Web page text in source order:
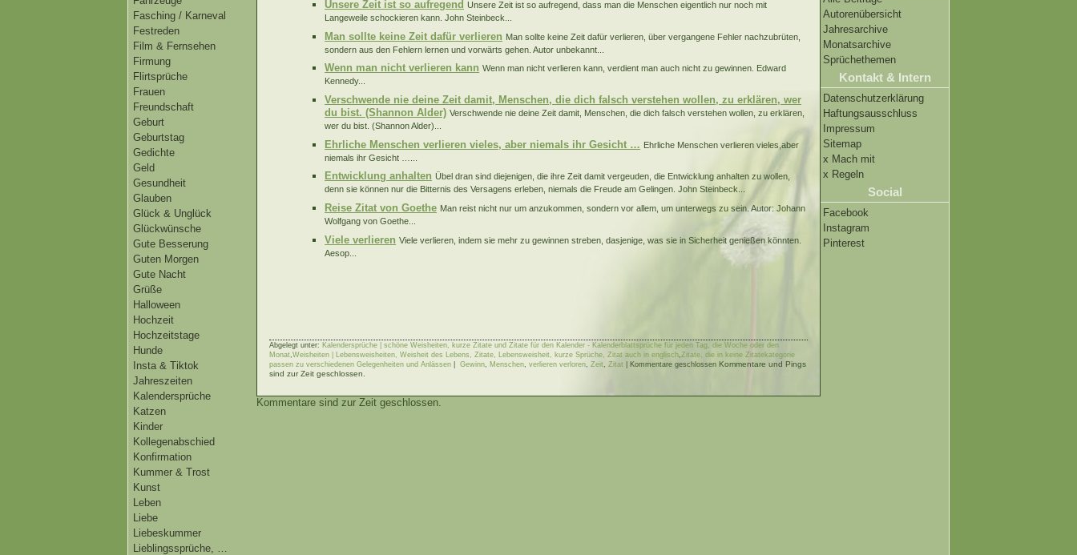
Fasching / Karneval
Festreden
Film & Fernsehen
Firmung
Flirtsprüche
Frauen
Freundschaft
Geburt
Geburtstag
Gedichte
Geld
Gesundheit
Glauben
Glück & Unglück
Glückwünsche
Gute Besserung
Guten Morgen
Gute Nacht
Grüße
Halloween
Hochzeit
Hochzeitstage
Hunde
Insta & Tiktok
Jahreszeiten
Kalendersprüche
Katzen
Kinder
Kollegenabschied
Konfirmation
Kummer & Trost
Kunst
Leben
Liebe
Liebeskummer
Lieblingssprüche, …
Autorenübersicht
Jahresarchive
Monatsarchive
Sprüchethemen
Kontakt & Intern
Datenschutzerklärung
Haftungsausschluss
Impressum
Sitemap
x Mach mit
x Regeln
Social
Facebook
Instagram
Pinterest
Unsere Zeit ist so aufregend Unsere Zeit ist so aufregend, dass man die Menschen eigentlich nur noch mit
Langeweile schockieren kann. John Steinbeck...
Man sollte keine Zeit dafür verlieren Man sollte keine Zeit dafür verlieren, über vergangene Fehler nachzubrüten,
sondern aus den Fehlern lernen und vorwärts gehen. Autor unbekannt...
Wenn man nicht verlieren kann Wenn man nicht verlieren kann, verdient man auch nicht zu gewinnen. Edward
Kennedy...
Verschwende nie deine Zeit damit, Menschen, die dich falsch verstehen wollen, zu erklären, wer
du bist. (Shannon Alder) Verschwende nie deine Zeit damit, Menschen, die dich falsch verstehen wollen, zu erklären,
wer du bist. (Shannon Alder)...
Ehrliche Menschen verlieren vieles, aber niemals ihr Gesicht … Ehrliche Menschen verlieren vieles,aber
niemals ihr Gesicht …...
Entwicklung anhalten Übel dran sind diejenigen, die ihre Zeit damit vergeuden, die Entwicklung anhalten zu wollen,
denn sie können nur die Bitternis des Versagens erleben, niemals die Freude am Gelingen. John Steinbeck...
Reise Zitat von Goethe Man reist nicht nur um anzukommen, sondern vor allem, um unterwegs zu sein. Autor: Johann
Wolfgang von Goethe...
Viele verlieren Viele verlieren, indem sie mehr zu gewinnen streben, dasjenige, was sie in Sicherheit genießen könnten.
Aesop...
Abgelegt unter: Kalendersprüche | schöne Weisheiten, kurze Zitate und Zitate für den Kalender - Kalenderblattsprüche für jeden Tag, die Woche oder den
Monat,Weisheiten | Lebensweisheiten, Weisheit des Lebens, Zitate, Lebensweisheit, kurze Sprüche, Zitat auch in englisch,Zitate, die in keine Zitatekategorie
passen zu verschiedenen Gelegenheiten und Anlässen
Gewinn, Menschen, verlieren verloren, Zeit, Zitat Kommentare geschlossen Kommentare und Pings
sind zur Zeit geschlossen.
Kommentare sind zur Zeit geschlossen.